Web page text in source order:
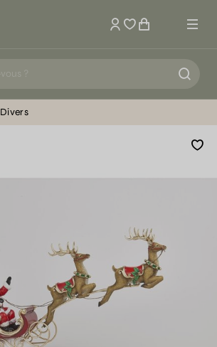
Mon compte
Divers